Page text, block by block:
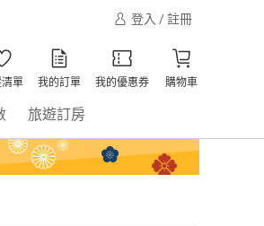
登入 / 註冊
單 我的訂單 我的優惠券 購物車
旅遊訂房